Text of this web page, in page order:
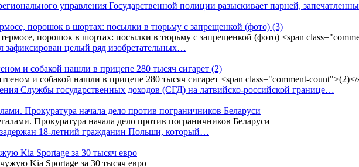
управления Государственной полиции разыскивает парней,
порошок в шортах: посылки в тюрьму с запрещенкой (фото) (3)
целый ряд изобретательных…
и собакой нашли в прицепе 280 тысяч сигарет (2)
Службы государственных доходов (СГД) на латвийско-российской границе…
Прокуратура начала дело против пограничников Беларуси
18-летний гражданин Польши, который…
Kia Sportage за 30 тысяч евро